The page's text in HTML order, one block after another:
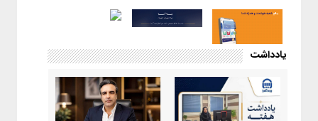
یادداشت